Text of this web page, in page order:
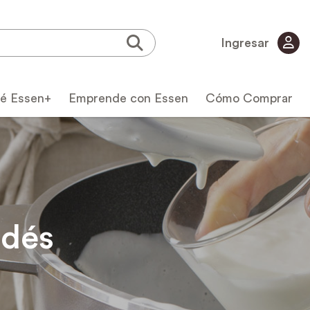
Ingresar
Essen+ Emprende con Essen Cómo Comprar